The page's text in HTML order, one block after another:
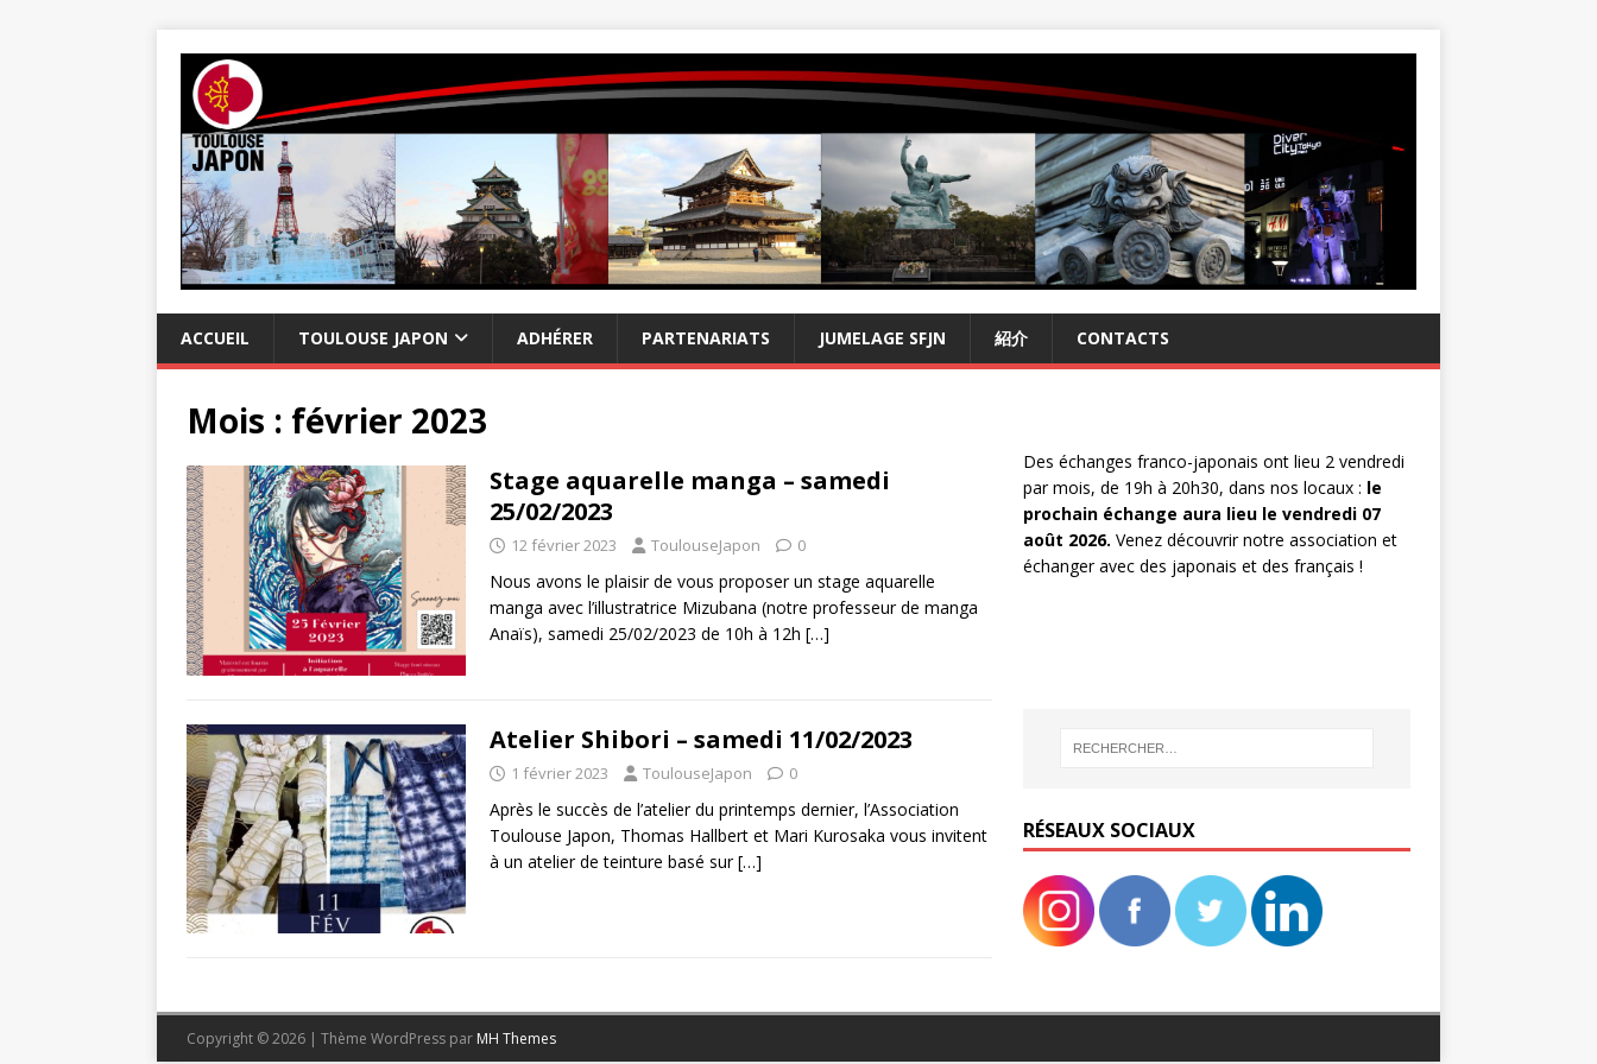
ACCUEIL TOULOUSE JAPON ADHÉRER PARTENARIATS JUMELAGE SFJN 紹介 CONTACTS
Mois : février 2023
Stage aquarelle manga – samedi
25/02/2023
12 février 2023 ToulouseJapon 0
Nous avons le plaisir de vous proposer un stage aquarelle
manga avec l’illustratrice Mizubana (notre professeur de manga
Anaïs), samedi 25/02/2023 de 10h à 12h […]
Atelier Shibori – samedi 11/02/2023
1 février 2023 ToulouseJapon 0
Après le succès de l’atelier du printemps dernier, l’Association
Toulouse Japon, Thomas Hallbert et Mari Kurosaka vous invitent
à un atelier de teinture basé sur[…]
Des échanges franco-japonais ont lieu 2 vendredi
par mois, de 19h à 20h30, dans nos locaux : le
prochain échange aura lieu le vendredi 07
août 2026. Venez découvrir notre association et
échanger avec des japonais et des français !
RÉSEAUX SOCIAUX
Copyright © 2026 | Thème WordPress par MH Themes